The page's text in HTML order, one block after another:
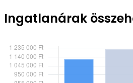
Ingatlanárak